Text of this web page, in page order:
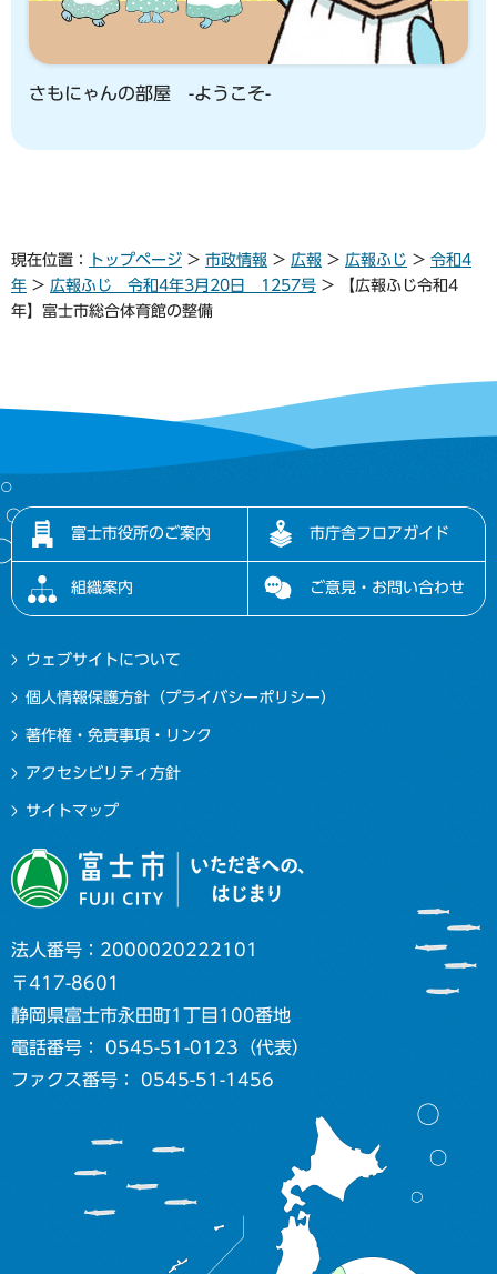
さもにゃんの部屋 -ようこそ-
現在位置： トップページ > 市政情報 > 広報 > 広報ふじ > 令和4
年 > 広報ふじ 令和4年3月20日 1257号 > 【広報ふじ令和4
年】富士市総合体育館の整備
富士市役所のご案内 市庁舎フロアガイド
組織案内 ご意見・お問い合わせ
ウェブサイトについて
個人情報保護方針（プライバシーポリシー）
著作権・免責事項・リンク
アクセシビリティ方針
サイトマップ
法人番号：2000020222101
〒417-8601
静岡県富士市永田町1丁目100番地
電話番号： 0545-51-0123（代表）
ファクス番号： 0545-51-1456